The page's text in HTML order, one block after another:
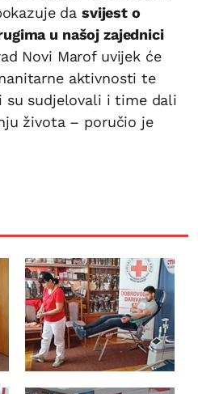
da svijest o
u našoj zajednici
Novi Marof uvijek će
aktivnosti te
su sudjelovali i time dali
života – poručio je